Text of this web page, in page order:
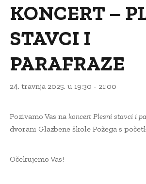
KONCERT –
STAVCI I
PARAFRAZE
24. travnja 2025. u 19:30 - 21:00
Pozivamo Vas na koncert Plesni stavci i
dvorani Glazbene škole Požega s
Očekujemo Vas!